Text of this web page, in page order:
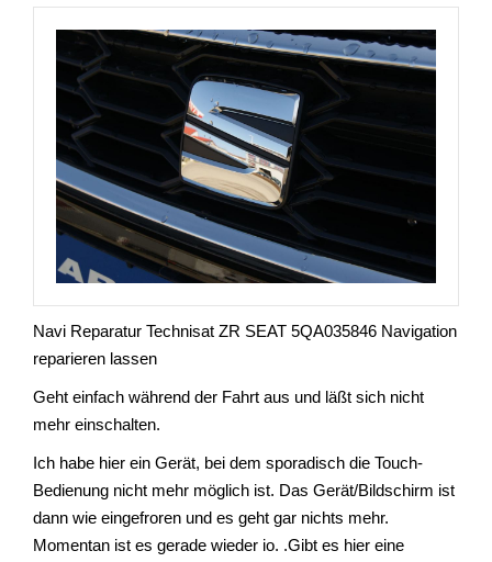
Navi Reparatur Technisat ZR SEAT 5QA035846 Navigation
reparieren lassen
Geht einfach während der Fahrt aus und läßt sich nicht
mehr einschalten.
Ich habe hier ein Gerät, bei dem sporadisch die Touch-
Bedienung nicht mehr möglich ist. Das Gerät/Bildschirm ist
dann wie eingefroren und es geht gar nichts mehr.
Momentan ist es gerade wieder io. .Gibt es hier eine